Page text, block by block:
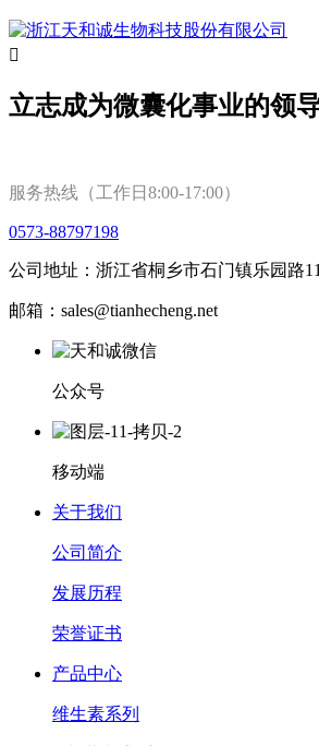

立志成为微囊化事业的领
服务热线（工作日8:00-17:00）
0573-88797198
公司地址：浙江省桐乡市石门镇乐园路
邮箱：sales@tianhecheng.net
公众号
移动端
关于我们
公司简介
发展历程
荣誉证书
产品中心
维生素系列